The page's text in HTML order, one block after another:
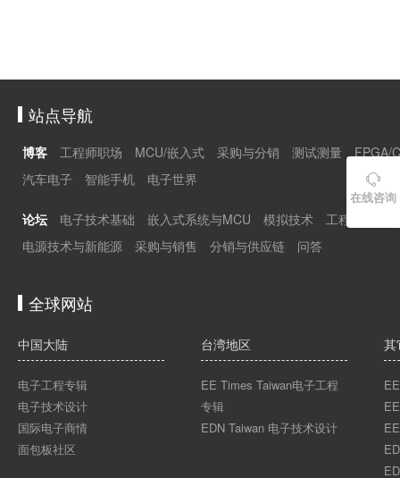
站点导航
博客 工程师职场 MCU/嵌入式 采购与分销 测试测量
FPGA/
汽车电子
智能手机 电子世界
论坛 电子技术基础 嵌入式系统与MCU 模拟技术
工程师职场
电源技术与新能源
采购与销售 分销与供应链 问答
全球网站
中国大陆
电子工程专辑
电子技术设计
国际电子商情
面包板社区
台湾地区
EE Times Taiwan电子工程
专辑
EDN Taiwan 电子技术设计
其

在线咨询